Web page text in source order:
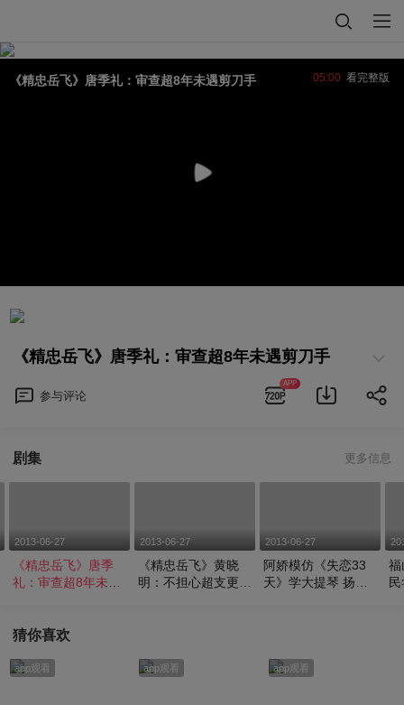
《精忠岳飞》唐季礼：审查超8年未遇剪刀手 05:00 看完整版
《精忠岳飞》唐季礼：审查超8年未遇剪刀手
参与评论
APP
剧集 更多信息
2013-06-27
《精忠岳飞》唐季
礼：审查超8年未遇
2013-06-27
《精忠岳飞》黄晓
明：不担心超支更担
2013-06-27
阿娇模仿《失恋33
天》学大提琴 扬言
福
猜你喜欢
app观看 app观看 app观看